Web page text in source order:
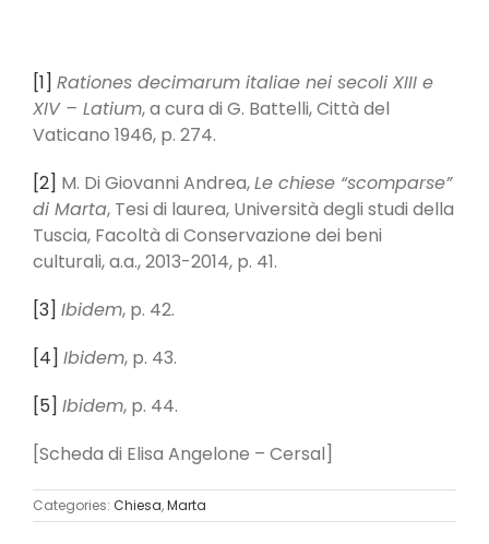
[1] Rationes decimarum italiae nei secoli XIII e
XIV – Latium, a cura di G. Battelli, Città del
Vaticano 1946, p. 274.
[2] M. Di Giovanni Andrea,Le chiese “scomparse”
di Marta, Tesi di laurea, Università degli studi della
Tuscia, Facoltà di Conservazione dei beni
culturali, a.a., 2013-2014, p. 41.
[3] Ibidem, p. 42.
[4] Ibidem, p. 43.
[5] Ibidem, p. 44.
[Scheda di Elisa Angelone – Cersal]
Categories: Chiesa,Marta